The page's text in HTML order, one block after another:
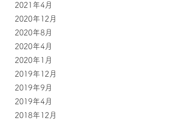
2021年4月
2020年12月
2020年8月
2020年4月
2020年1月
2019年12月
2019年9月
2019年4月
2018年12月